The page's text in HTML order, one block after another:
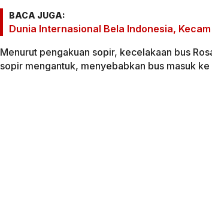
BACA JUGA:
Dunia Internasional Bela Indonesia,
Menurut pengakuan sopir, kecelakaan bus
sopir mengantuk, menyebabkan bus masuk ke